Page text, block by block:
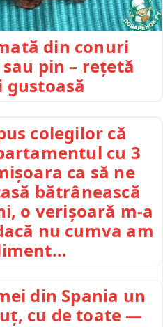
din conuri
pin – rețetă
gustoasă
colegilor că
cu 3
ca să ne
bătrânească
o verișoară m-a
nu cumva am
din Spania un
cu de toate —